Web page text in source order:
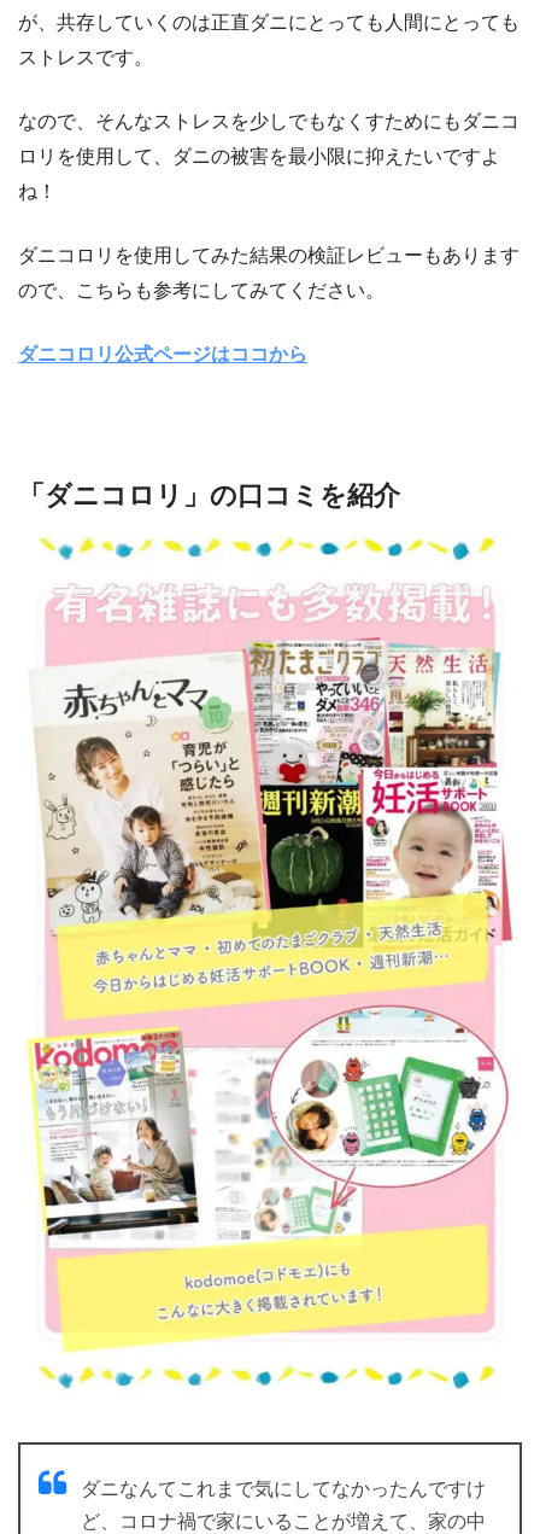
が、共存していくのは正直ダニにとっても人間にとっても
ストレスです。
なので、そんなストレスを少しでもなくすためにもダニコ
ロリを使用して、ダニの被害を最小限に抑えたいですよ
ね！
ダニコロリを使用してみた結果の検証レビューもあります
ので、こちらも参考にしてみてください。
ダニコロリ公式ページはココから
「ダニコロリ」の口コミを紹介
ダニなんてこれまで気にしてなかったんですけ
ど、コロナ禍で家にいることが増えて、家の中